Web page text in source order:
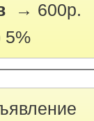
→ 600р.
5%